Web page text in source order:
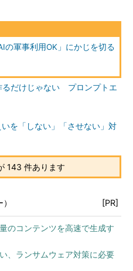
の軍事利用OK」にかじを切る
るだけじゃない プロンプトエ
を「しない」「させない」対
143 件あります
[PR]
のコンテンツを高速で生成す
、ランサムウェア対策に必要